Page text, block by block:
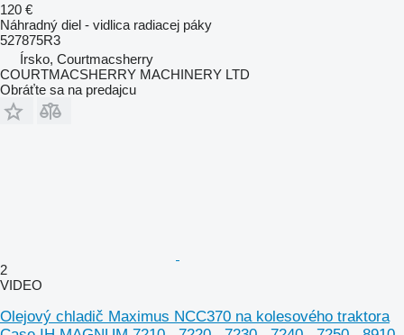
120 €
Náhradný diel - vidlica radiacej páky
527875R3
Írsko, Courtmacsherry
COURTMACSHERRY MACHINERY LTD
Obráťte sa na predajcu
2
VIDEO
Olejový chladič Maximus NCC370 na kolesového traktora